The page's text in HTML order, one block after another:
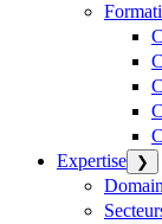
Expertise ❯